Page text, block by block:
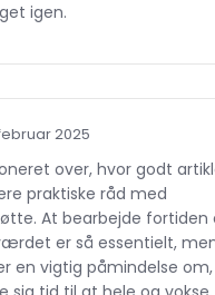
igen.
2025
over, hvor godt
praktiske råd med
At bearbejde fortiden
er så essentielt,
en vigtig påmindelse